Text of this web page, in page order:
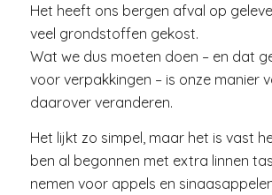
Het heeft ons bergen afval op
veel grondstoffen gekost.
Wat we dus moeten doen – en dat
voor verpakkingen – is onze manier
daarover veranderen.
Het lijkt zo simpel, maar het is vast
ben al begonnen met extra linnen
nemen voor appels en